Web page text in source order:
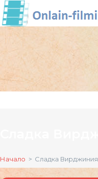
Начало > Сладка Вирджиния